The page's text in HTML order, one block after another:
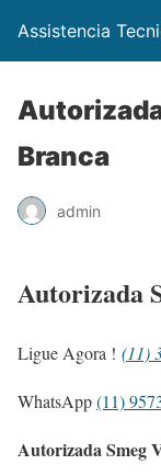
Assistencia
Branca
admin
Autorizada
Ligue Agora ! (11)
WhatsApp(11)
Autorizada Smeg